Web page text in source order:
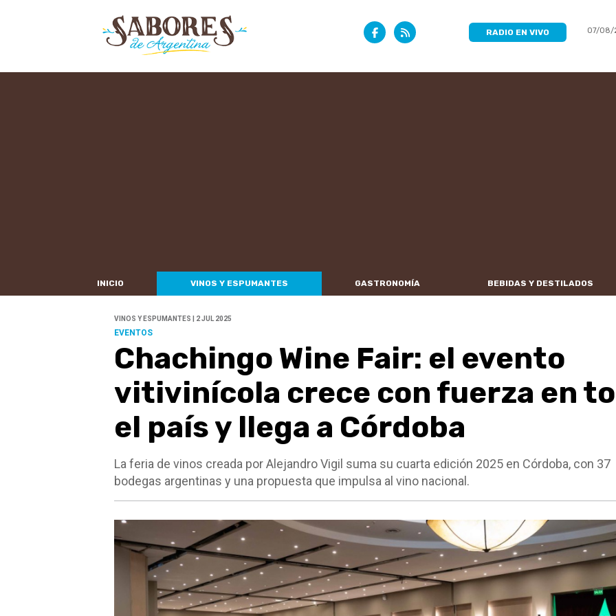
RADIO EN VIVO 07/08/
INICIO VINOS Y ESPUMANTES GASTRONOMÍA BEBIDAS Y DESTILADOS
VINOS Y ESPUMANTES | 2 JUL 2025
EVENTOS
Chachingo Wine Fair: el evento
vitivinícola crece con fuerza en
el país y llega a Córdoba
La feria de vinos creada por Alejandro Vigil suma su cuarta edición 2025 en Córdoba, con 37
bodegas argentinas y una propuesta que impulsa al vino nacional.